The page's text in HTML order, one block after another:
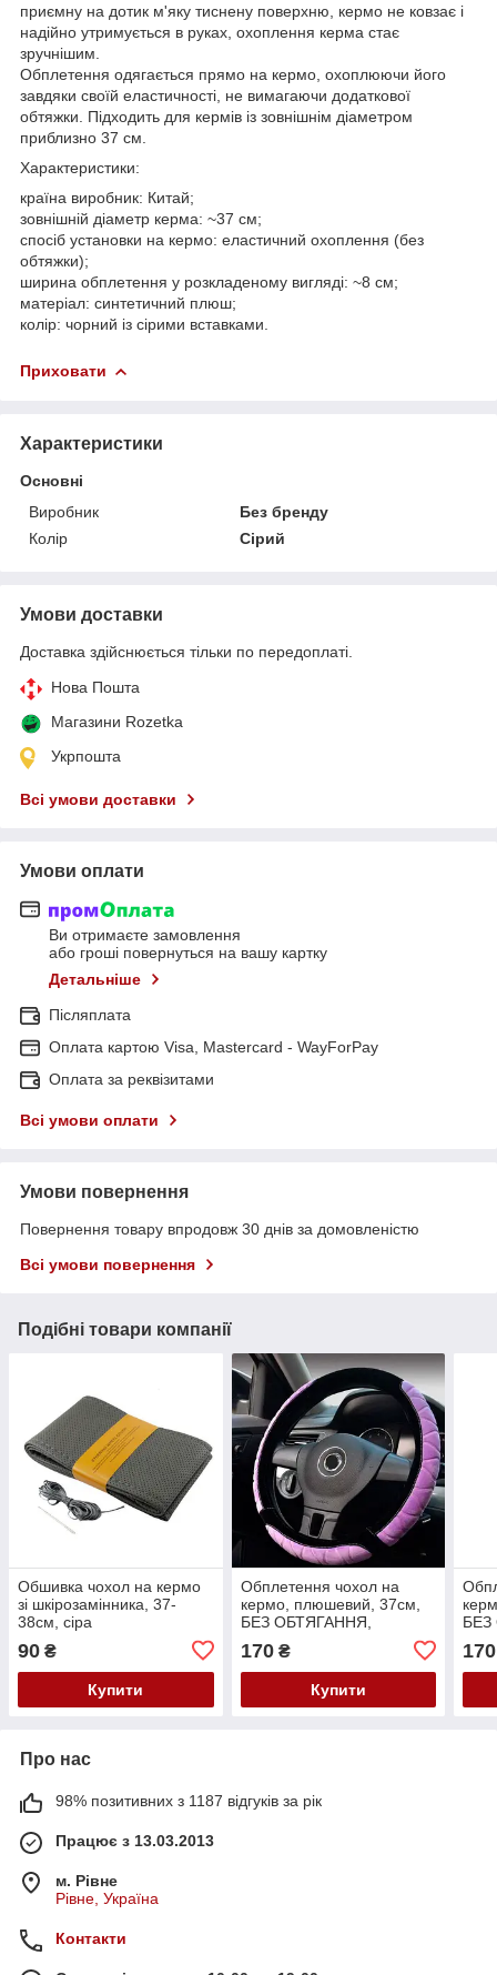
приємну на дотик м'яку тиснену поверхню, кермо не ковзає і
надійно утримується в руках, охоплення керма стає
зручнішим.
Обплетення одягається прямо на кермо, охоплюючи його
завдяки своїй еластичності, не вимагаючи додаткової
обтяжки. Підходить для кермів із зовнішнім діаметром
приблизно 37 см.
Характеристики:
країна виробник: Китай;
зовнішній діаметр керма: ~37 см;
спосіб установки на кермо: еластичний охоплення (без
обтяжки);
ширина обплетення у розкладеному вигляді: ~8 см;
матеріал: синтетичний плюш;
колір: чорний із сірими вставками.
Приховати
Характеристики
Основні
Виробник
Без бренду
Колір
Сірий
Умови доставки
Доставка здійснюється тільки по передоплаті.
Нова Пошта
Магазини Rozetka
Укрпошта
Всі умови доставки
Умови оплати
Ви отримаєте замовлення
або гроші повернуться на вашу картку
Детальніше
Післяплата
Оплата картою Visa, Mastercard - WayForPay
Оплата за реквізитами
Всі умови оплати
Умови повернення
Повернення товару впродовж 30 днів за домовленістю
Всі умови повернення
Подібні товари компанії
Обшивка чохол на кермо
зі шкірозамінника, 37-
38см, сіра
90 ₴
Купити
Обплетення чохол на
кермо, плюшевий, 37см,
БЕЗ ОБТЯГАННЯ,
170₴
Купити
БЕЗ
170
Про нас
98% позитивних з 1187 відгуків за рік
Працює з 13.03.2013
м. Рівне
Рівне, Україна
Контакти